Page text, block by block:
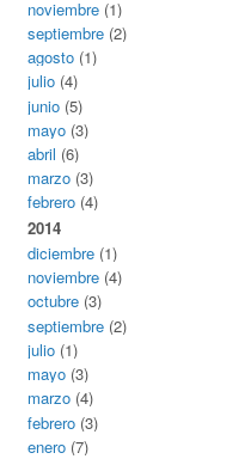
noviembre(1)
septiembre(2)
agosto(1)
julio(4)
junio(5)
mayo(3)
abril (6)
marzo(3)
febrero(4)
2014
diciembre(1)
noviembre(4)
octubre(3)
septiembre(2)
julio(1)
mayo(3)
marzo(4)
febrero(3)
enero(7)